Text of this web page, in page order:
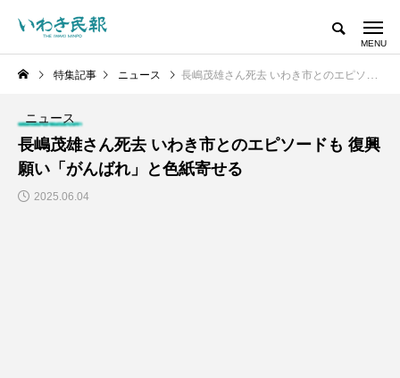
特集記事 ニュース 長嶋茂雄さん死去 いわき市とのエピソードも 復興願い「がんばれ」と色紙寄せる
ニュース
長嶋茂雄さん死去 いわき市とのエピソードも 復興
願い「がんばれ」と色紙寄せる
2025.06.04